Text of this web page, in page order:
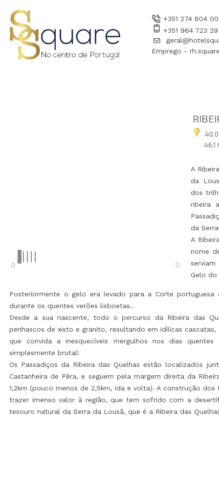
+351 274 604
+351 964 723
Emprego -
A
da
dos
ribeira
da
A
nome
Gelo
46,1
Posteriormente o gelo era levado para a Corte
durante os quentes verões lisboetas..
Desde a sua nascente, todo o percurso da Ribeira das
penhascos de xisto e granito, resultando em idílicas
que convida a inesquecíveis mergulhos nos dias
simplesmente brutal!
Os Passadiços da Ribeira das Quelhas estão localizados
Castanheira de Pêra, e seguem pela margem direita da
1,2km (pouco menos de 2,5km, ida e volta). A construção dos
trazer imenso valor à região, que tem sofrido com a
tesouro natural da Serra da Lousã, que é a Ribeira das